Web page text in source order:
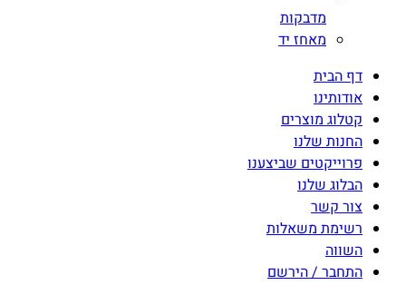
מדבקות
מאחז יד
דף הבית
אודותינו
קטלוג מוצרים
החנות שלנו
פרוייקטים שביצענו
הבלוג שלנו
צור קשר
רשימת משאלות
השווה
התחבר / הירשם